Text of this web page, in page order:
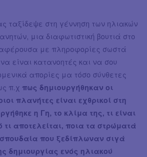
ταξίδεψε στη γέννηση των ηλιακών
μια διαφωτιστική βουτιά στο
με πληροφορίες σωστά
είναι κατανοητές και να σου
απορίες μα τόσο σύνθετες
π.χ πως δημιουργήθηκαν οι
πλανήτες είναι εχθρικοί στη
η Γη, το κλίμα της, τι είναι
αποτελείται, ποια τα στρώματά
που ξεδίπλωναν σιγά
δημιουργίας ενός ηλιακού